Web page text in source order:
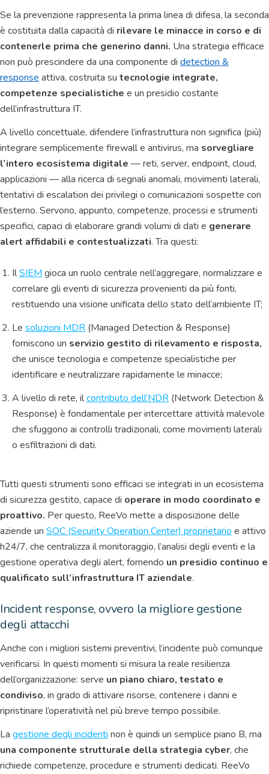
Se la prevenzione rappresenta la prima linea di difesa, la seconda
è costituita dalla capacità di rilevare le minacce in corso e di
contenerle prima che generino danni. Una strategia efficace
non può prescindere da una componente di detection &
response attiva, costruita su tecnologie integrate,
competenze specialistiche e un presidio costante
dell’infrastruttura IT.
A livello concettuale, difendere l’infrastruttura non significa (più)
integrare semplicemente firewall e antivirus, ma sorvegliare
l’intero ecosistema digitale — reti, server, endpoint, cloud,
applicazioni — alla ricerca di segnali anomali, movimenti laterali,
tentativi di escalation dei privilegi o comunicazioni sospette con
l’esterno. Servono, appunto, competenze, processi e strumenti
specifici, capaci di elaborare grandi volumi di dati e generare
alert affidabili e contestualizzati. Tra questi:
IlSIEM gioca un ruolo centrale nell’aggregare, normalizzare e
correlare gli eventi di sicurezza provenienti da più fonti,
restituendo una visione unificata dello stato dell’ambiente IT;
Le soluzioni MDR (Managed Detection & Response)
forniscono un servizio gestito di rilevamento e risposta,
che unisce tecnologia e competenze specialistiche per
identificare e neutralizzare rapidamente le minacce;
A livello di rete, ilcontributo dell’NDR (Network Detection &
Response) è fondamentale per intercettare attività malevole
che sfuggono ai controlli tradizionali, come movimenti laterali
o esfiltrazioni di dati.
Tutti questi strumenti sono efficaci se integrati in un ecosistema
di sicurezza gestito, capace di operare in modo coordinato e
proattivo. Per questo, ReeVo mette a disposizione delle
aziende un SOC (Security Operation Center) proprietario e attivo
h24/7, che centralizza il monitoraggio, l’analisi degli eventi e la
gestione operativa degli alert, fornendo un presidio continuo e
qualificato sull’infrastruttura IT aziendale.
Incident response, ovvero la migliore gestione
degli attacchi
Anche con i migliori sistemi preventivi, l’incidente può comunque
verificarsi. In questi momenti si misura la reale resilienza
dell’organizzazione: serve un piano chiaro, testato e
condiviso, in grado di attivare risorse, contenere i danni e
ripristinare l’operatività nel più breve tempo possibile.
La gestione degli incidenti non è quindi un semplice piano B, ma
una componente strutturale della strategia cyber, che
richiede competenze, procedure e strumenti dedicati. ReeVo